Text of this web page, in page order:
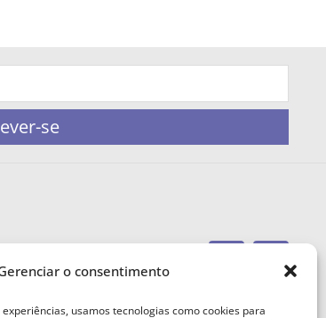
o consentimento
usamos tecnologias como cookies para
se